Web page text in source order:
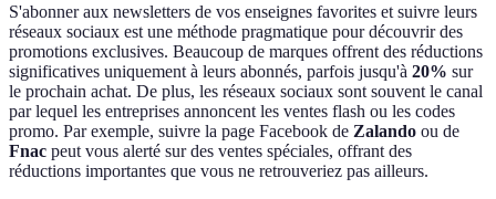
S'abonner aux newsletters de vos enseignes favorites et suivre leurs
réseaux sociaux est une méthode pragmatique pour découvrir des
promotions exclusives. Beaucoup de marques offrent des réductions
significatives uniquement à leurs abonnés, parfois jusqu'à 20% sur
le prochain achat. De plus, les réseaux sociaux sont souvent le canal
par lequel les entreprises annoncent les ventes flash ou les codes
promo. Par exemple, suivre la page Facebook de Zalando ou de
Fnac peut vous alerté sur des ventes spéciales, offrant des
réductions importantes que vous ne retrouveriez pas ailleurs.